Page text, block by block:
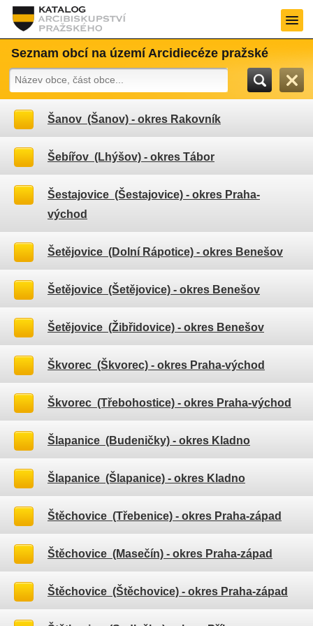
Seznam obcí na území Arcidiecéze pražské
Šanov (Šanov) - okres Rakovník
Šebířov (Lhýšov) - okres Tábor
Šestajovice (Šestajovice) - okres Praha-
východ
Šetějovice (Dolní Rápotice) - okres Benešov
Šetějovice (Šetějovice) - okres Benešov
Šetějovice (Žibřidovice) - okres Benešov
Škvorec (Škvorec) - okres Praha-východ
Škvorec (Třebohostice) - okres Praha-východ
Šlapanice (Budeničky) - okres Kladno
Šlapanice (Šlapanice) - okres Kladno
Štěchovice (Třebenice) - okres Praha-západ
Štěchovice (Masečín) - okres Praha-západ
Štěchovice (Štěchovice) - okres Praha-západ